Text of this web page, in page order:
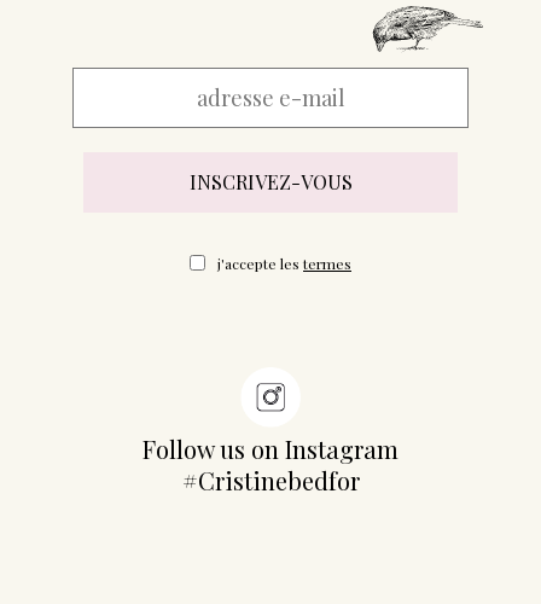
j'accepte les termes
Follow us on Instagram
#Cristinebedfor